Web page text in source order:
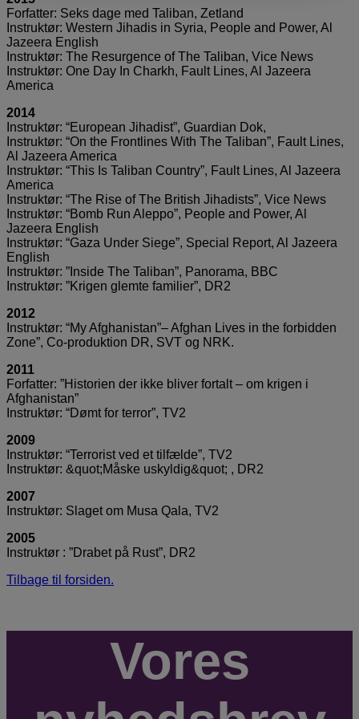
Forfatter: Seks dage med Taliban, Zetland
Instruktør: Western Jihadis in Syria, People and Power, Al
Jazeera English
Instruktør: The Resurgence of The Taliban, Vice News
Instruktør: One Day In Charkh, Fault Lines, Al Jazeera
America
2014
Instruktør: “European Jihadist”, Guardian Dok,
Instruktør: “On the Frontlines With The Taliban”, Fault Lines,
Al Jazeera America
Instruktør: “This Is Taliban Country”, Fault Lines, Al Jazeera
America
Instruktør: “The Rise of The British Jihadists”, Vice News
Instruktør: “Bomb Run Aleppo”, People and Power, Al
Jazeera English
Instruktør: “Gaza Under Siege”, Special Report, Al Jazeera
English
Instruktør: ”Inside The Taliban”, Panorama, BBC
Instruktør: ”Krigen glemte familier”, DR2
2012
Instruktør: “My Afghanistan”– Afghan Lives in the forbidden
Zone”, Co-produktion DR, SVT og NRK.
2011
Forfatter: ”Historien der ikke bliver fortalt – om krigen i
Afghanistan”
Instruktør: “Dømt for terror”, TV2
2009
Instruktør: “Terrorist ved et tilfælde”, TV2
Instruktør: &quot;Måske uskyldig&quot; , DR2
2007
Instruktør: Slaget om Musa Qala, TV2
2005
Instruktør : ”Drabet på Rust”, DR2
Tilbage til forsiden.
Vores